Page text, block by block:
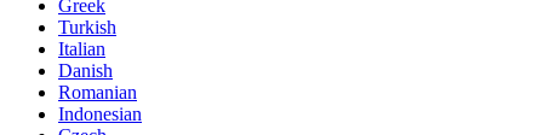
Greek
Turkish
Italian
Danish
Romanian
Indonesian